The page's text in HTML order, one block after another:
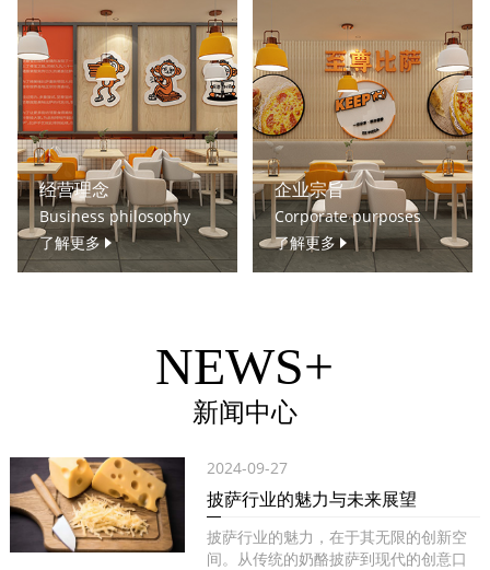
经营理念
Business philosophy
了解更多
企业宗旨
Corporate purposes
了解更多
NEWS+
新闻中心
2024-09-27
披萨行业的魅力与未来展望
披萨行业的魅力，在于其无限的创新空
间。从传统的奶酪披萨到现代的创意口